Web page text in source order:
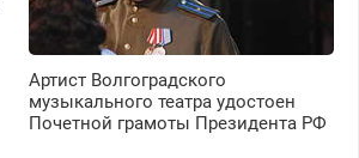
Артист Волгоградского
музыкального театра удостоен
Почетной грамоты Президента РФ